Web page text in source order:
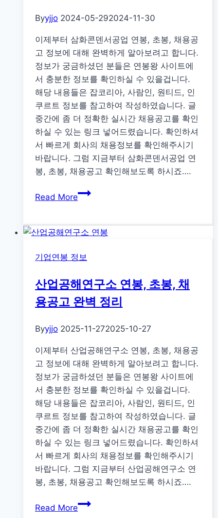
Byyjjo 2024-05-292024-11-30
이제부터 삼화콘덴서공업 연봉, 초봉, 채용공
고 정보에 대해 완벽하게 알아보려고 합니다.
정보가 궁금하셨던 분들은 연봉왕 사이트에
서 충분한 정보를 확인하실 수 있을겁니다.
해당 내용들은 잡코리아, 사람인, 원티드, 인
쿠르트 정보를 참고하여 작성하였습니다. 글
중간에 좀 더 정확한 실시간 채용공고를 확인
하실 수 있는 링크 넣어드렸습니다. 확인하셔
서 빠르게 회사의 채용정보를 확인해주시기
바랍니다. 그럼 지금부터 삼화콘덴서공업 연
봉, 초봉, 채용공고 확인해보도록 하시죠….
Read More삼
덴
공
연
봉,
초
봉,
용
공
고
완
벽
정
리
기업연봉 정보
산업공해연구소 연봉, 초봉, 채
용공고 완벽 정리
Byyjjo 2025-11-272025-10-27
이제부터 산업공해연구소 연봉, 초봉, 채용공
고 정보에 대해 완벽하게 알아보려고 합니다.
정보가 궁금하셨던 분들은 연봉왕 사이트에
서 충분한 정보를 확인하실 수 있을겁니다.
해당 내용들은 잡코리아, 사람인, 원티드, 인
쿠르트 정보를 참고하여 작성하였습니다. 글
중간에 좀 더 정확한 실시간 채용공고를 확인
하실 수 있는 링크 넣어드렸습니다. 확인하셔
서 빠르게 회사의 채용정보를 확인해주시기
바랍니다. 그럼 지금부터 산업공해연구소 연
봉, 초봉, 채용공고 확인해보도록 하시죠….
Read More산